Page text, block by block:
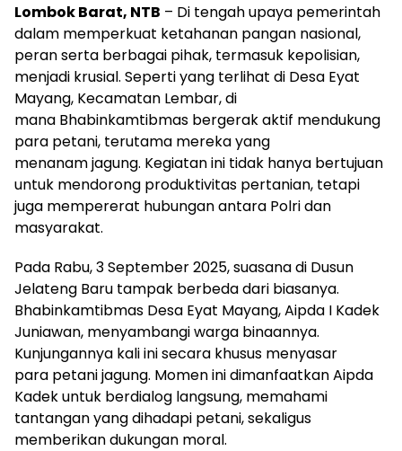
Lombok Barat, NTB – Di tengah upaya pemerintah
dalam memperkuat ketahanan pangan nasional,
peran serta berbagai pihak, termasuk kepolisian,
menjadi krusial. Seperti yang terlihat di Desa Eyat
Mayang, Kecamatan Lembar, di
mana Bhabinkamtibmas bergerak aktif mendukung
para petani, terutama mereka yang
menanam jagung. Kegiatan ini tidak hanya bertujuan
untuk mendorong produktivitas pertanian, tetapi
juga mempererat hubungan antara Polri dan
masyarakat.
Pada Rabu, 3 September 2025, suasana di Dusun
Jelateng Baru tampak berbeda dari biasanya.
Bhabinkamtibmas Desa Eyat Mayang, Aipda I Kadek
Juniawan, menyambangi warga binaannya.
Kunjungannya kali ini secara khusus menyasar
para petani jagung. Momen ini dimanfaatkan Aipda
Kadek untuk berdialog langsung, memahami
tantangan yang dihadapi petani, sekaligus
memberikan dukungan moral.